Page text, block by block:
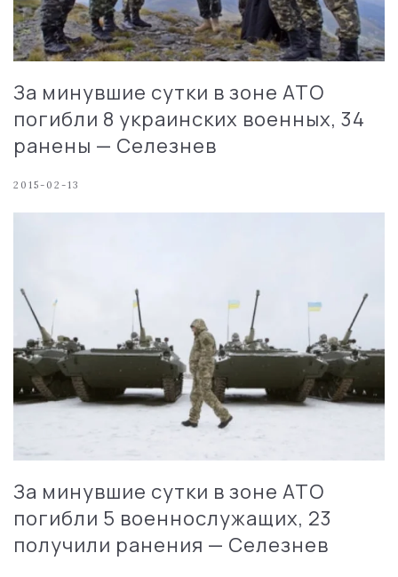
За минувшие сутки в зоне АТО
погибли 8 украинских военных, 34
ранены — Селезнев
2015-02-13
За минувшие сутки в зоне АТО
погибли 5 военнослужащих, 23
получили ранения — Селезнев